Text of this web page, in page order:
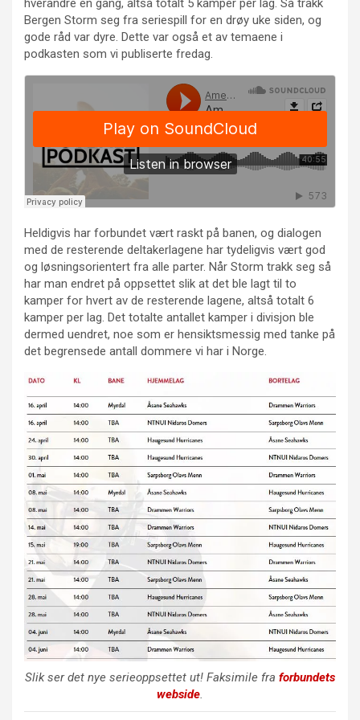
Bergen Storm seg fra seriespill for en drøy uke siden, og
gode råd var dyre. Dette var også et av temaene i
podkasten som vi publiserte fredag.
Heldigvis har forbundet vært raskt på banen, og dialogen
med de resterende deltakerlagene har tydeligvis vært god
og løsningsorientert fra alle parter. Når Storm trakk seg så
har man endret på oppsettet slik at det ble lagt til to
kamper for hvert av de resterende lagene, altså totalt 6
kamper per lag. Det totalte antallet kamper i divisjon ble
dermed uendret, noe som er hensiktsmessig med tanke på
det begrensede antall dommere vi har i Norge.
Slik ser det nye serieoppsettet ut! Faksimile fra forbundets
webside.